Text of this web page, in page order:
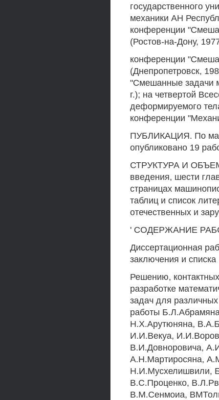
государственного
механики АН
конференции
(Ростов-на-Дону,
конференции
(Днепропетровск,
"Смешанные задачи
г.); на четвертой
деформируемого
конференции
ПУБЛИКАЦИЯ. По
опубликовано 19
СТРУКТУРА И ОБЪЕМ
введения, шести
страницах
таблиц и список
отечественных и
' СОДЕРЖАНИЕ
Диссертационная
заключения и
Решению,
разработке
задач для
работы
Н.Х.Арутюняна,
И.И.Векуа,
В.И.Довноровича,
А.Н.Мартиросяна,
Н.И.Мусхелишвили,
В.С.Проценко,
В.М.Сенмоиа,